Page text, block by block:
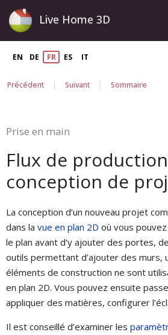
Live Home 3D
EN DE FR ES IT
Précédent | Suivant | Sommaire
Prise en main
Flux de
conception de
La conception d’un nouveau projet
dans la vue en plan 2D où vous
le plan avant d’y ajouter des portes,
outils permettant d’ajouter des murs,
éléments de construction ne sont
en plan 2D. Vous pouvez ensuite
appliquer des matières, configurer
Il est conseillé d’examiner les